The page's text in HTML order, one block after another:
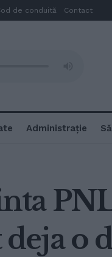
de conduită Contact
Administrație
deja o